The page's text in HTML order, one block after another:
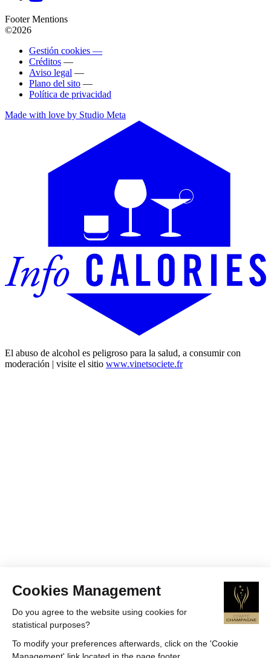
Cookies Management
Do you agree to the website using cookies for
statistical purposes?
To modify your preferences afterwards, click on the 'Cookie
Management' link located in the page footer.
Footer Mentions
©2026
Gestión cookies —
Créditos —
Aviso legal —
Plano del sito —
Política de privacidad
Made with love by Studio Meta
El abuso de alcohol es peligroso para la salud, a consumir con
moderación | visite el sitio www.vinetsociete.fr